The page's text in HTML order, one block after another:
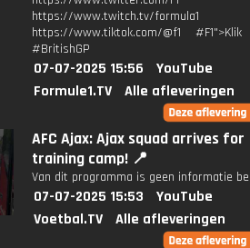
https://www.twitch.tv/formula1
https://www.tiktok.com/@f1
#BritishGP
07-07-2025 15:56
YouTube
Formule1.TV
Alle afleveringen
AFC Ajax: Ajax squad arrives for
training camp! 📍
Van dit programma is geen informatie
07-07-2025 15:53
YouTube
Voetbal.TV
Alle afleveringen